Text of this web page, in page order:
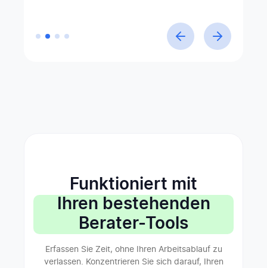
Funktioniert mit
Ihren bestehenden
Berater-Tools
Erfassen Sie Zeit, ohne Ihren Arbeitsablauf zu
verlassen. Konzentrieren Sie sich darauf, Ihren